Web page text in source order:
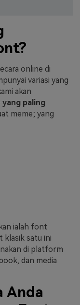
online di
variasi yang
akan
paling
meme; yang
ialah font
klasik satu ini
di platform
dan media
Anda